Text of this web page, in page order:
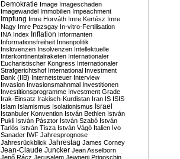
Demokratie Image Imageschaden
Imagewandel Immobilien Impeachment
Impfung Imre Horváth Imre Kertész Imre
Nagy Imre Pozsgay In-vitro-Fertilisation
INA Index Inflation Informanten
Informationsfreiheit Innenpolitik
Inslovenzen Insolvenzen Intellektuelle
Interkontinentalraketen Internationaler
Eucharistischer Kongress Internationaler
Strafgerichtshof International Investment
Bank (IIB) Internetsteuer Interview
Invasion Invasionsmahnmal Investitionen
Investitionsprogramme Investment Grade
Irak-Einsatz Irakisch-Kurdistan Iran IS ISIS
Islam Islamismus Isolationismus Israel
Istanbuler Konvention István Bethlen István
Pukli István Pásztor István Szabó István
Tarlós István Tisza István Vágó Italien Ivo
Sanader IWF Jahresprognose
Jahresrückblick Jahrestag James Corney
Jean-Claude Juncker Jean Asselborn
Jenő Rácz Jerusalem Jewgeni Prigoschin